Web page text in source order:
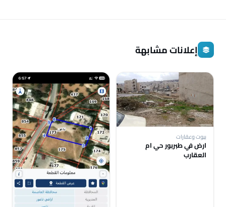
إعلانات مشابهة
بيوت وعقارات
ارض في طبربور حي ام
العقارب